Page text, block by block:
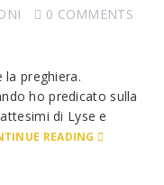
0 COMMENTS
preghiera.
ho predicato sulla
di Lyse e
READING